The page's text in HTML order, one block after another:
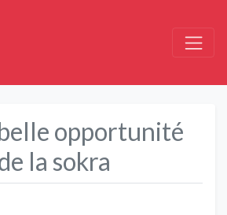
opportunité
la sokra